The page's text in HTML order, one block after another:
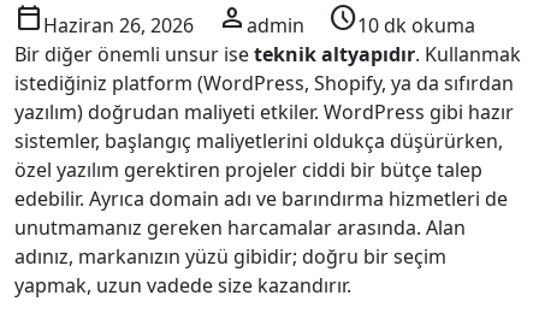
calendar_todayHaziran 26, 2026 personadmin schedule10 dk okuma
Bir diğer önemli unsur iseteknik altyapıdır. Kullanmak
istediğiniz platform (WordPress, Shopify, ya da sıfırdan
yazılım) doğrudan maliyeti etkiler. WordPress gibi hazır
sistemler, başlangıç maliyetlerini oldukça düşürürken,
özel yazılım gerektiren projeler ciddi bir bütçe talep
edebilir. Ayrıca domain adı ve barındırma hizmetleri de
unutmamanız gereken harcamalar arasında. Alan
adınız, markanızın yüzü gibidir; doğru bir seçim
yapmak, uzun vadede size kazandırır.